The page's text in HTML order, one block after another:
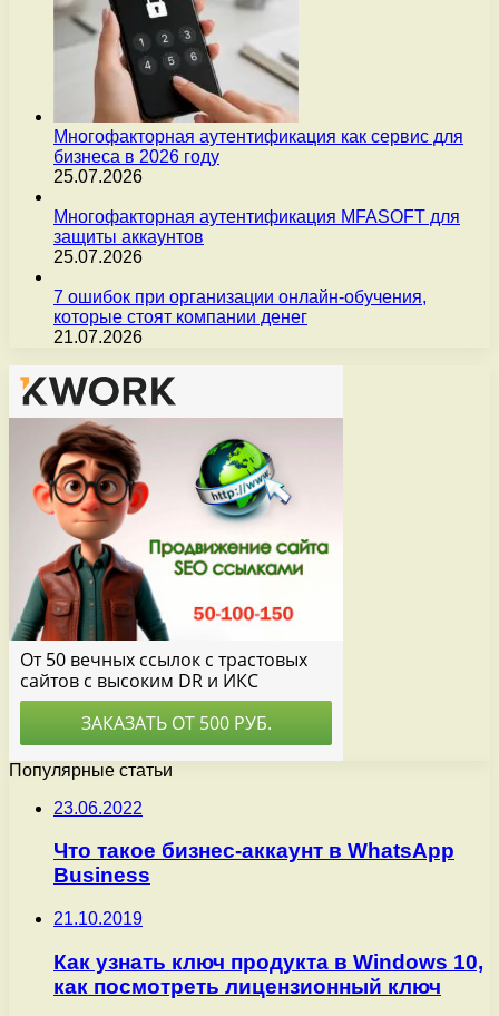
Многофакторная аутентификация как сервис для
бизнеса в 2026 году
25.07.2026
Многофакторная аутентификация MFASOFT для
защиты аккаунтов
25.07.2026
7 ошибок при организации онлайн-обучения,
которые стоят компании денег
21.07.2026
Популярные статьи
23.06.2022
Что такое бизнес-аккаунт в WhatsApp
Business
21.10.2019
Как узнать ключ продукта в Windows 10,
как посмотреть лицензионный ключ